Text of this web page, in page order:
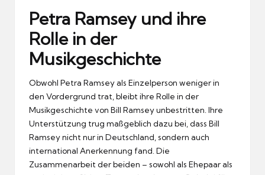
Petra Ramsey und ihre
Rolle in der
Musikgeschichte
Obwohl Petra Ramsey als Einzelperson weniger in
den Vordergrund trat, bleibt ihre Rolle in der
Musikgeschichte von Bill Ramsey unbestritten. Ihre
Unterstützung trug maßgeblich dazu bei, dass Bill
Ramsey nicht nur in Deutschland, sondern auch
international Anerkennung fand. Die
Zusammenarbeit der beiden – sowohl als Ehepaar als